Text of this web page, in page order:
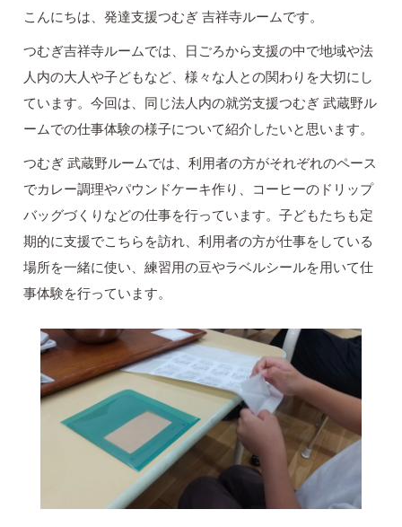
こんにちは、発達支援つむぎ 吉祥寺ルームです。
つむぎ吉祥寺ルームでは、日ごろから支援の中で地域や法
人内の大人や子どもなど、様々な人との関わりを大切にし
ています。今回は、同じ法人内の就労支援つむぎ 武蔵野ル
ームでの仕事体験の様子について紹介したいと思います。
つむぎ 武蔵野ルームでは、利用者の方がそれぞれのペース
でカレー調理やパウンドケーキ作り、コーヒーのドリップ
バッグづくりなどの仕事を行っています。子どもたちも定
期的に支援でこちらを訪れ、利用者の方が仕事をしている
場所を一緒に使い、練習用の豆やラベルシールを用いて仕
事体験を行っています。